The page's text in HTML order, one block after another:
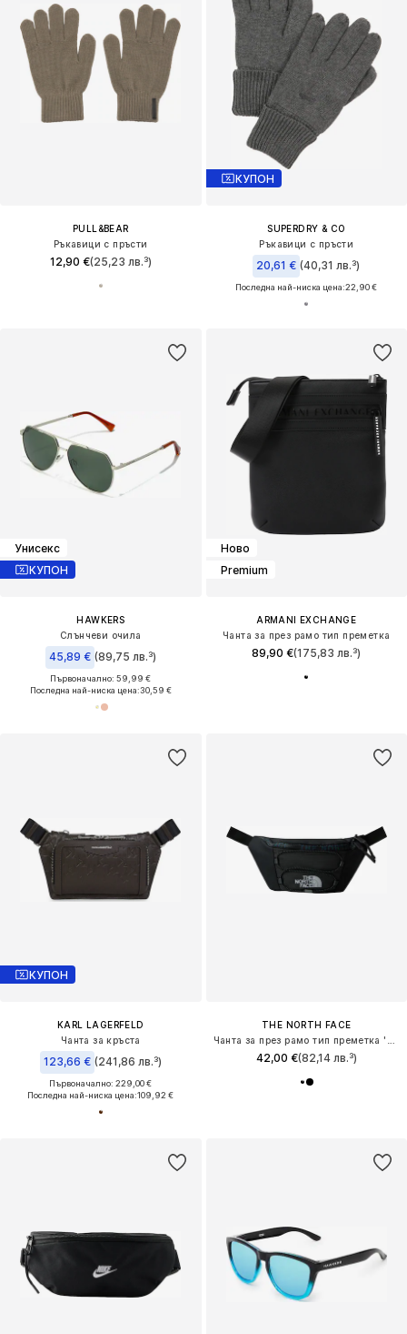
PULL&BEAR
Ръкавици с пръсти
12,90 €(25,23 лв.³)
КУПОН
SUPERDRY & CO
Ръкавици с пръсти
20,61 € (40,31 лв.³)
Последна най-ниска цена:22,90 €
Унисекс
КУПОН
HAWKERS
Слънчеви очила
45,89 € (89,75 лв.³)
Първоначално: 59,99 €
Последна най-ниска цена:30,59 €
Ново
Premium
ARMANI EXCHANGE
Чанта за през рамо тип преметка
89,90 €(175,83 лв.³)
КУПОН
KARL LAGERFELD
Чанта за кръста
123,66 € (241,86 лв.³)
Първоначално: 229,00 €
Последна най-ниска цена:109,92 €
THE NORTH FACE
42,00 €(82,14 лв.³)